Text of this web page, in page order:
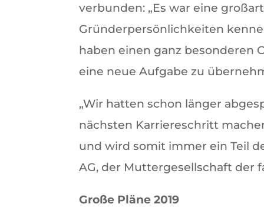
verbunden: „Es war eine
Gründerpersönlichkeiten
haben einen ganz besonderen
eine neue Aufgabe zu
„Wir hatten schon länger
nächsten Karriereschritt
und wird somit immer ein Teil
AG, der Muttergesellschaft der
Große Pläne 2019